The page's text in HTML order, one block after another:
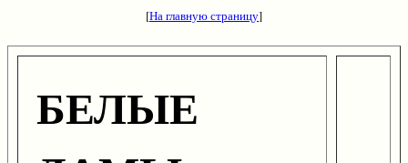
[На главную страницу]
БЕЛЫЕ